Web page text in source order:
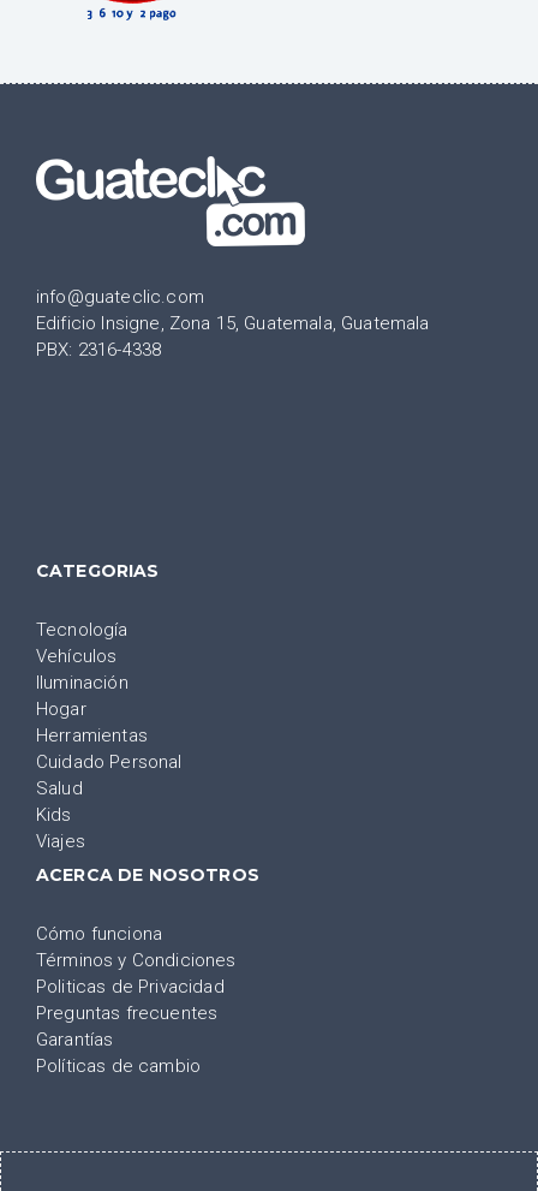
info@guateclic.com
Edificio Insigne, Zona 15, Guatemala, Guatemala
PBX: 2316-4338
CATEGORIAS
Tecnología
Vehículos
Iluminación
Hogar
Herramientas
Cuidado Personal
Salud
Kids
Viajes
ACERCA DE NOSOTROS
Cómo funciona
Términos y Condiciones
Politicas de Privacidad
Preguntas frecuentes
Garantías
Políticas de cambio